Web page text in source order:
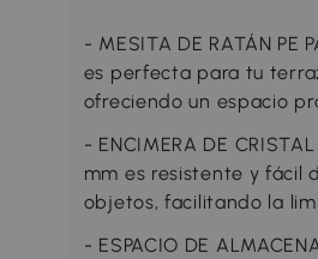
- MESITA DE RATÁN
es perfecta para tu
ofreciendo un espacio
- ENCIMERA DE
mm es resistente y fácil
objetos, facilitando la
- ESPACIO DE